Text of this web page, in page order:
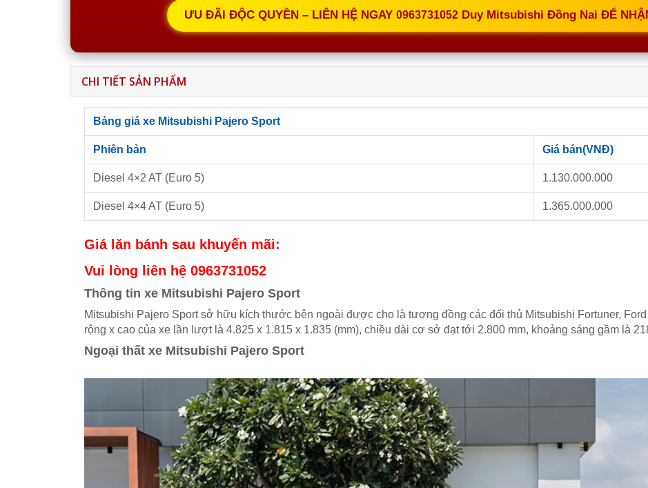
ƯU ĐÃI ĐỘC QUYỀN – LIÊN HỆ NGAY 0963731052 Duy Mitsubishi Đồng Nai ĐỂ
CHI TIẾT SẢN PHẨM
Bảng giá xe Mitsubishi Pajero Sport
Phiên bản Giá bán(VNĐ)
Diesel 4×2 AT (Euro 5) 1.130.000.000
Diesel 4×4 AT (Euro 5) 1.365.000.000
Giá lăn bánh sau khuyến mãi:
Vui lòng liên hệ 0963731052
Thông tin xe Mitsubishi Pajero Sport
Mitsubishi Pajero Sport sở hữu kích thước bên ngoài được cho là tương đồng các đối thủ Mitsubishi Fortuner,
rộng x cao của xe lần lượt là 4.825 x 1.815 x 1.835 (mm), chiều dài cơ sở đạt tới 2.800 mm, khoảng sáng gầm là
Ngoại thất xe Mitsubishi Pajero Sport